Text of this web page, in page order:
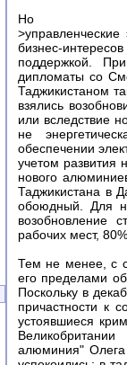
Но
бизнес-
поддержкой.
дипломаты со
Таджикистаном
взялись
или вследствие
не
обеспечении
учетом развития
нового
Таджикистана в
обоюдный. Для
возобновление
рабочих мест,
Тем не менее, с
его пределами
Поскольку в
причастности к
устоявшиеся
алюминия" Олега